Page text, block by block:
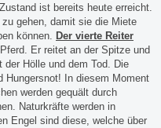
ist bereits heute erreicht.
gehen, damit sie die Miete
können.
Der vierte Reiter
Er reitet an der Spitze und
der Hölle und dem Tod. Die
Hungersnot! In diesem Moment
werden gequält durch
Naturkräfte werden in
Engel sind diese, welche über